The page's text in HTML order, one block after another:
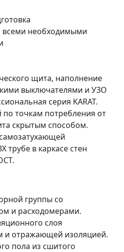
всеми необходимыми
щита, наполнение
выключателями и УЗО
серия KARAT.
по точкам потребления от
скрытым способом.
трубе в каркасе стен
группы со
и расходомерами.
слоя
и отражающей изоляцией.
пола из сшитого